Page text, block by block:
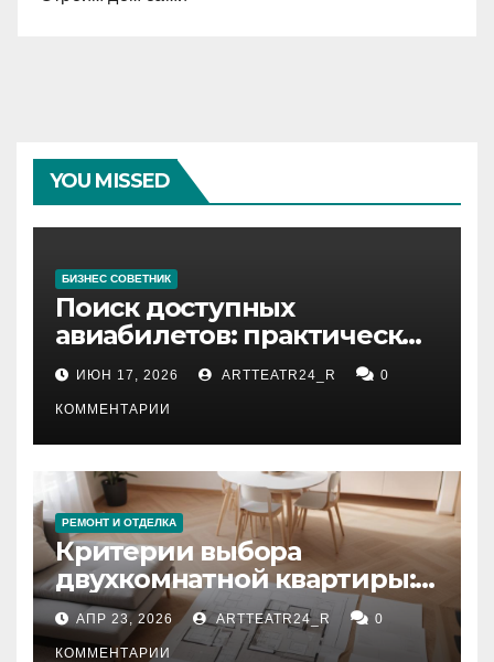
YOU MISSED
БИЗНЕС СОВЕТНИК
Поиск доступных
авиабилетов: практические
рекомендации
ИЮН 17, 2026 ARTTEATR24_R 0
КОММЕНТАРИИ
РЕМОНТ И ОТДЕЛКА
Критерии выбора
двухкомнатной квартиры:
планировка, площадь,
состояние и документация
АПР 23, 2026 ARTTEATR24_R 0
КОММЕНТАРИИ